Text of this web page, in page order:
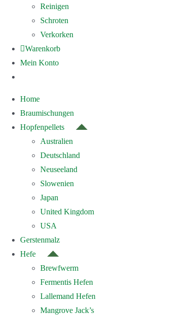
Reinigen
Schroten
Verkorken
Warenkorb
Mein Konto
Home
Braumischungen
Hopfenpellets
Australien
Deutschland
Neuseeland
Slowenien
Japan
United Kingdom
USA
Gerstenmalz
Hefe
Brewfwerm
Fermentis Hefen
Lallemand Hefen
Mangrove Jack’s